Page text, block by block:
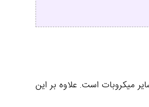
میکروبات است. علاوه بر این